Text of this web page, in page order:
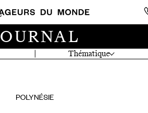
Thématique
POLYNÉSIE